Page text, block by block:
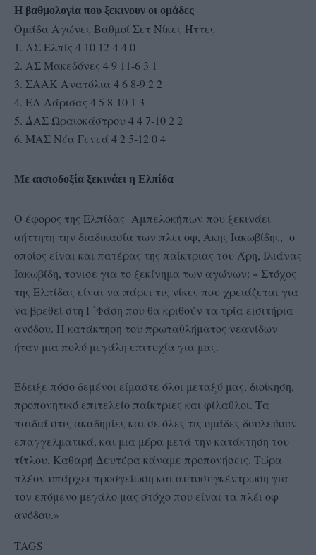
Η βαθμολογία που ξεκινουν οι ομάδες
Ομάδα Αγώνες Βαθμοί Σετ Νίκες Ήττες
1. ΑΣ Ελπίς 4 10 12-4 4 0
2. ΑΣ Μακεδόνες 4 9 11-6 3 1
3. ΣΑΑΚ Ανατόλια 4 6 8-9 2 2
4. ΕΑ Λάρισας 4 5 8-10 1 3
5. ΔΑΣ Ωραιοκάστρου 4 4 7-10 2 2
6. ΜΑΣ Νέα Γενεά 4 2 5-12 0 4
Με αισιοδοξία ξεκινάει η Ελπίδα
Ο έφορος της Ελπίδας Αμπελοκήπων που ξεκινάει
αήττητη την διαδικασία των πλει οφ, Ακης Ιακωβίδης, ο
οποίος είναι και πατέρας της παίκτριας του Άρη, Ιλιάνας
Ιακωβίδη, τονισε για το ξεκίνημα των αγώνων: « Στόχος
της Ελπίδας είναι να πάρει τις νίκες που χρειάζεται για
να βρεθεί στη Γ΄Φάση που θα κριθούν τα τρία εισιτήρια
ανόδου. Η κατάκτηση του πρωταθλήματος νεανίδων
ήταν μια πολύ μεγάλη επιτυχία για μας.
Έδειξε πόσο δεμένοι είμαστε όλοι μεταξύ μας, διοίκηση,
προπονητικό επιτελείο παίκτριες και φίλαθλοι. Τα
παιδιά στις ακαδημίες και σε όλες τις ομάδες δουλεύουν
επαγγελματικά, και μια μέρα μετά την κατάκτηση του
τίτλου, Καθαρή Δευτέρα κάναμε προπονήσεις. Τώρα
πλέον υπάρχει προσγείωση και αυτοσυγκέντρωση για
τον επόμενο μεγάλο μας στόχο που είναι τα πλέι οφ
ανόδου.»
TAGS